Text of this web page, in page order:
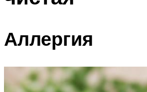
Аллергия